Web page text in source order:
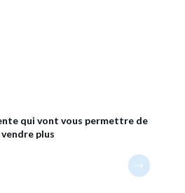
qui vont vous permettre de
vendre plus